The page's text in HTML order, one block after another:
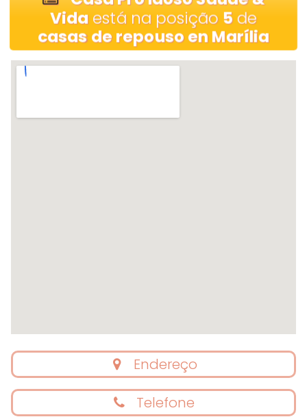
Vida está na posição 5de
casas de repouso en Marília
Endereço
Telefone